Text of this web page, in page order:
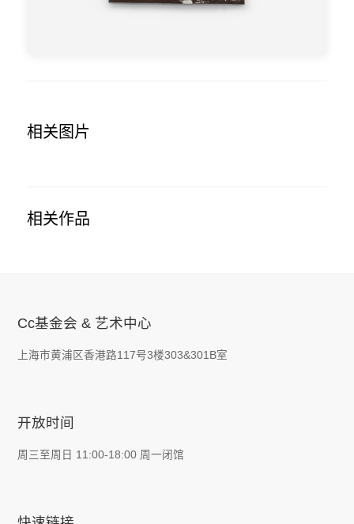
相关图片
相关作品
Cc基金会 & 艺术中心
上海市黄浦区香港路117号3楼303&301B室
开放时间
周三至周日 11:00-18:00 周一闭馆